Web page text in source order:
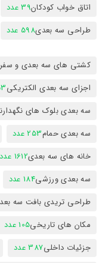
اتاق خواب کودکان39 عدد
طراحی سه بعدی598 عدد
کشتی های سه بعدی و
اجزای سه بعدی الکتریکی
سه بعدی بلوک های
سه بعدی حمام253 عدد
خانه های سه بعدی1612 عدد
سه بعدی ورزشی184 عدد
طراحی تریدی بافت سه
مکان های تاریخی105 عدد
جزئیات داخلی387 عدد